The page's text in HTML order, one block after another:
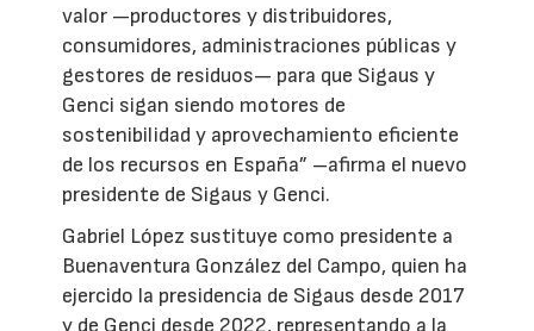
valor —productores y distribuidores,
consumidores, administraciones públicas y
gestores de residuos— para que Sigaus y
Genci sigan siendo motores de
sostenibilidad y aprovechamiento eficiente
de los recursos en España” –afirma el nuevo
presidente de Sigaus y Genci.
Gabriel López sustituye como presidente a
Buenaventura González del Campo, quien ha
ejercido la presidencia de Sigaus desde 2017
y de Genci desde 2022, representando a la